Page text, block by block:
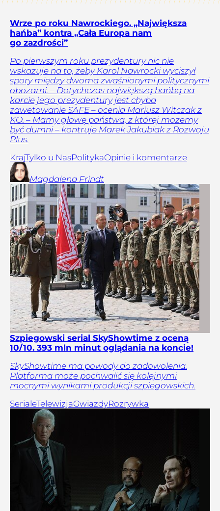
Wrze po roku Nawrockiego. „Największa
hańba” kontra „Cała Europa nam
go zazdrości”
Po pierwszym roku prezydentury nic nie
wskazuje na to, żeby Karol Nawrocki wyciszył
spory między dwoma zwaśnionymi politycznymi
obozami. – Dotychczas największą hańbą na
karcie jego prezydentury jest chyba
zawetowanie SAFE – ocenia Mariusz Witczak z
KO. – Mamy głowę państwa, z której możemy
być dumni – kontruje Marek Jakubiak z Rozwoju
Plus.
KrajTylko u NasPolitykaOpinie i komentarze
Magdalena Frindt
Szpiegowski serial SkyShowtime z oceną
10/10. 393 mln minut oglądania na koncie!
SkyShowtime ma powody do zadowolenia.
Platforma może pochwalić się kolejnymi
mocnymi wynikami produkcji szpiegowskich.
SerialeTelewizjaGwiazdyRozrywka